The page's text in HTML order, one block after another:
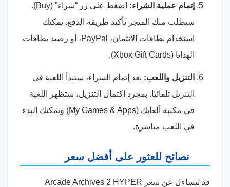
إتمام عملية الشراء:
اضغط على زر “شراء” (Buy).
سيطلب منك المتجر تأكيد طريقة الدفع. يمكنك
استخدام بطاقات الائتمان، PayPal، أو رصيد بطاقات
الهدايا (Xbox Gift Cards).
التنزيل واللعب: بعد إتمام الشراء، ستبدأ اللعبة في
التنزيل تلقائيًا. بمجرد اكتمال التنزيل، ستظهر اللعبة
في مكتبة ألعابك (My Games & Apps) ويمكنك البدء
في اللعب مباشرة.
نصائح للعثور على أفضل سعر
قد تتساءل عن سعر Arcade Archives 2 HYPER